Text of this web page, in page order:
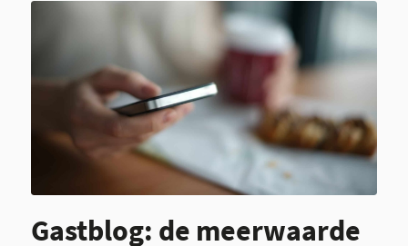
Gastblog: de meerwaarde